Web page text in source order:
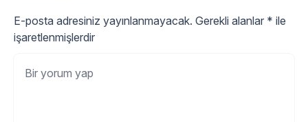
E-posta adresiniz yayınlanmayacak. Gerekli alanlar * ile
işaretlenmişlerdir